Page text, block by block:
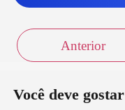
Anterior
Você deve gostar